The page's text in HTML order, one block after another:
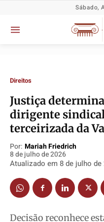
Política
Socioeconômicas
TV Século
Justiça
Educação
Política
Socioeconômicas
TV Século
Justiça
Educação
Política
Socioeconômicas
TV Século
Justiça
Educação
Política
Socioeconômicas
TV Século
Justiça
Educação
Sábado,
Direitos
Justiça
dirigente
terceirizada da
Por: Mariah Friedrich
8 de julho de 2026
Atualizado em 8 de julho de
Decisão reconhece